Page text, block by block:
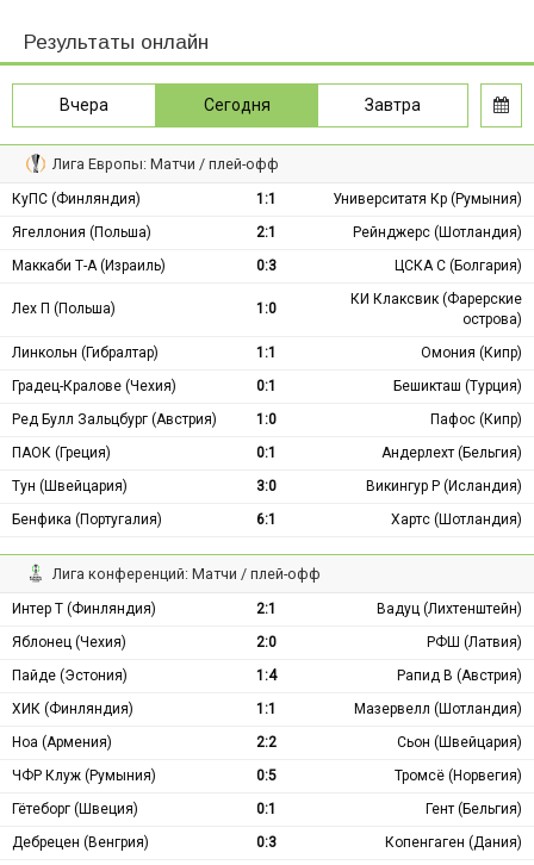
Результаты онлайн
Вчера Сегодня Завтра
Лига Европы: Матчи / плей-офф
КуПС (Финляндия) 1:1
Университатя Кр (Румыния)
Ягеллония (Польша)
2:1
Рейнджерс (Шотландия)
Маккаби Т-А (Израиль)
0:3 ЦСКА С (Болгария)
Лех П (Польша) 1:0
КИ Клаксвик (Фарерские
острова)
Линкольн (Гибралтар)
1:1
Омония (Кипр)
Градец-Кралове (Чехия)
0:1
Бешикташ (Турция)
Ред Булл Зальцбург (Австрия)
1:0
Пафос (Кипр)
ПАОК (Греция)
0:1
Андерлехт (Бельгия)
Тун (Швейцария)
3:0
Викингур Р (Исландия)
Бенфика (Португалия)
6:1 Хартс (Шотландия)
Лига конференций: Матчи / плей-офф
Интер Т (Финляндия) 2:1
Вадуц (Лихтенштейн)
Яблонец (Чехия)
2:0
РФШ (Латвия)
Пайде (Эстония)
1:4
Рапид В (Австрия)
ХИК (Финляндия)
1:1
Мазервелл (Шотландия)
Ноа (Армения)
2:2
Сьон (Швейцария)
ЧФР Клуж (Румыния)
0:5
Тромсё (Норвегия)
Гётеборг (Швеция)
0:1
Гент (Бельгия)
Дебрецен (Венгрия)
0:3
Копенгаген (Дания)